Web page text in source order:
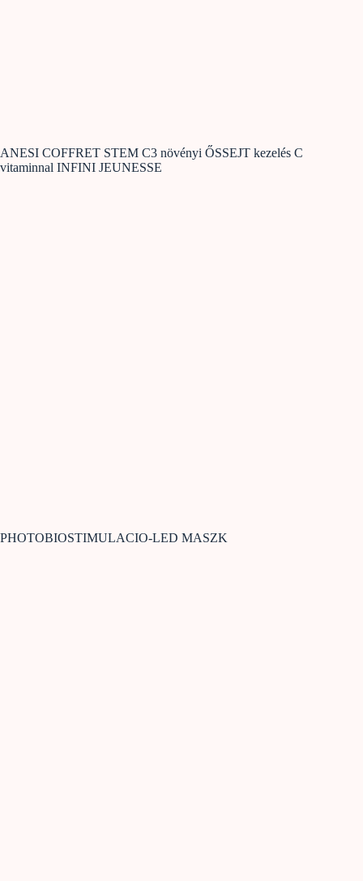
ANESI COFFRET STEM C3 növényi ŐSSEJT kezelés C
vitaminnal INFINI JEUNESSE
PHOTOBIOSTIMULACIO-LED MASZK